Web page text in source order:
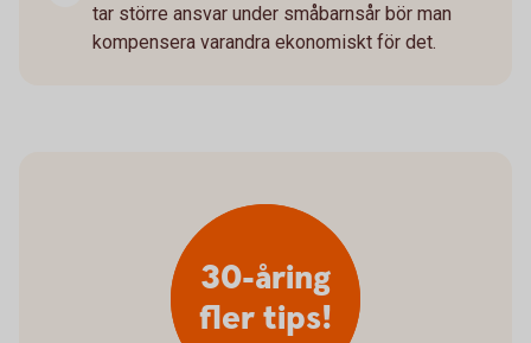
tar större ansvar under småbarnsår bör man
kompensera varandra ekonomiskt för det.
30-åring
fler tips!